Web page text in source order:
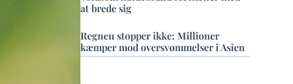
at brede sig
Regnen stopper ikke: Millioner
kæmper mod oversvømmelser i Asien